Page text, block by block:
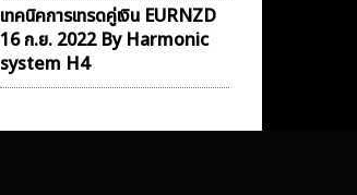
เทคนิคการเทรดคู่เงิน EURNZD
16 ก.ย. 2022 By Harmonic
system H4